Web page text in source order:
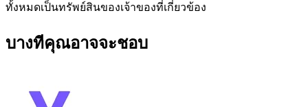
ทั้งหมดเป็นทรัพย์สินของเจ้าของที่เกี่ยวข้อง
บางทีคุณอาจจะชอบ